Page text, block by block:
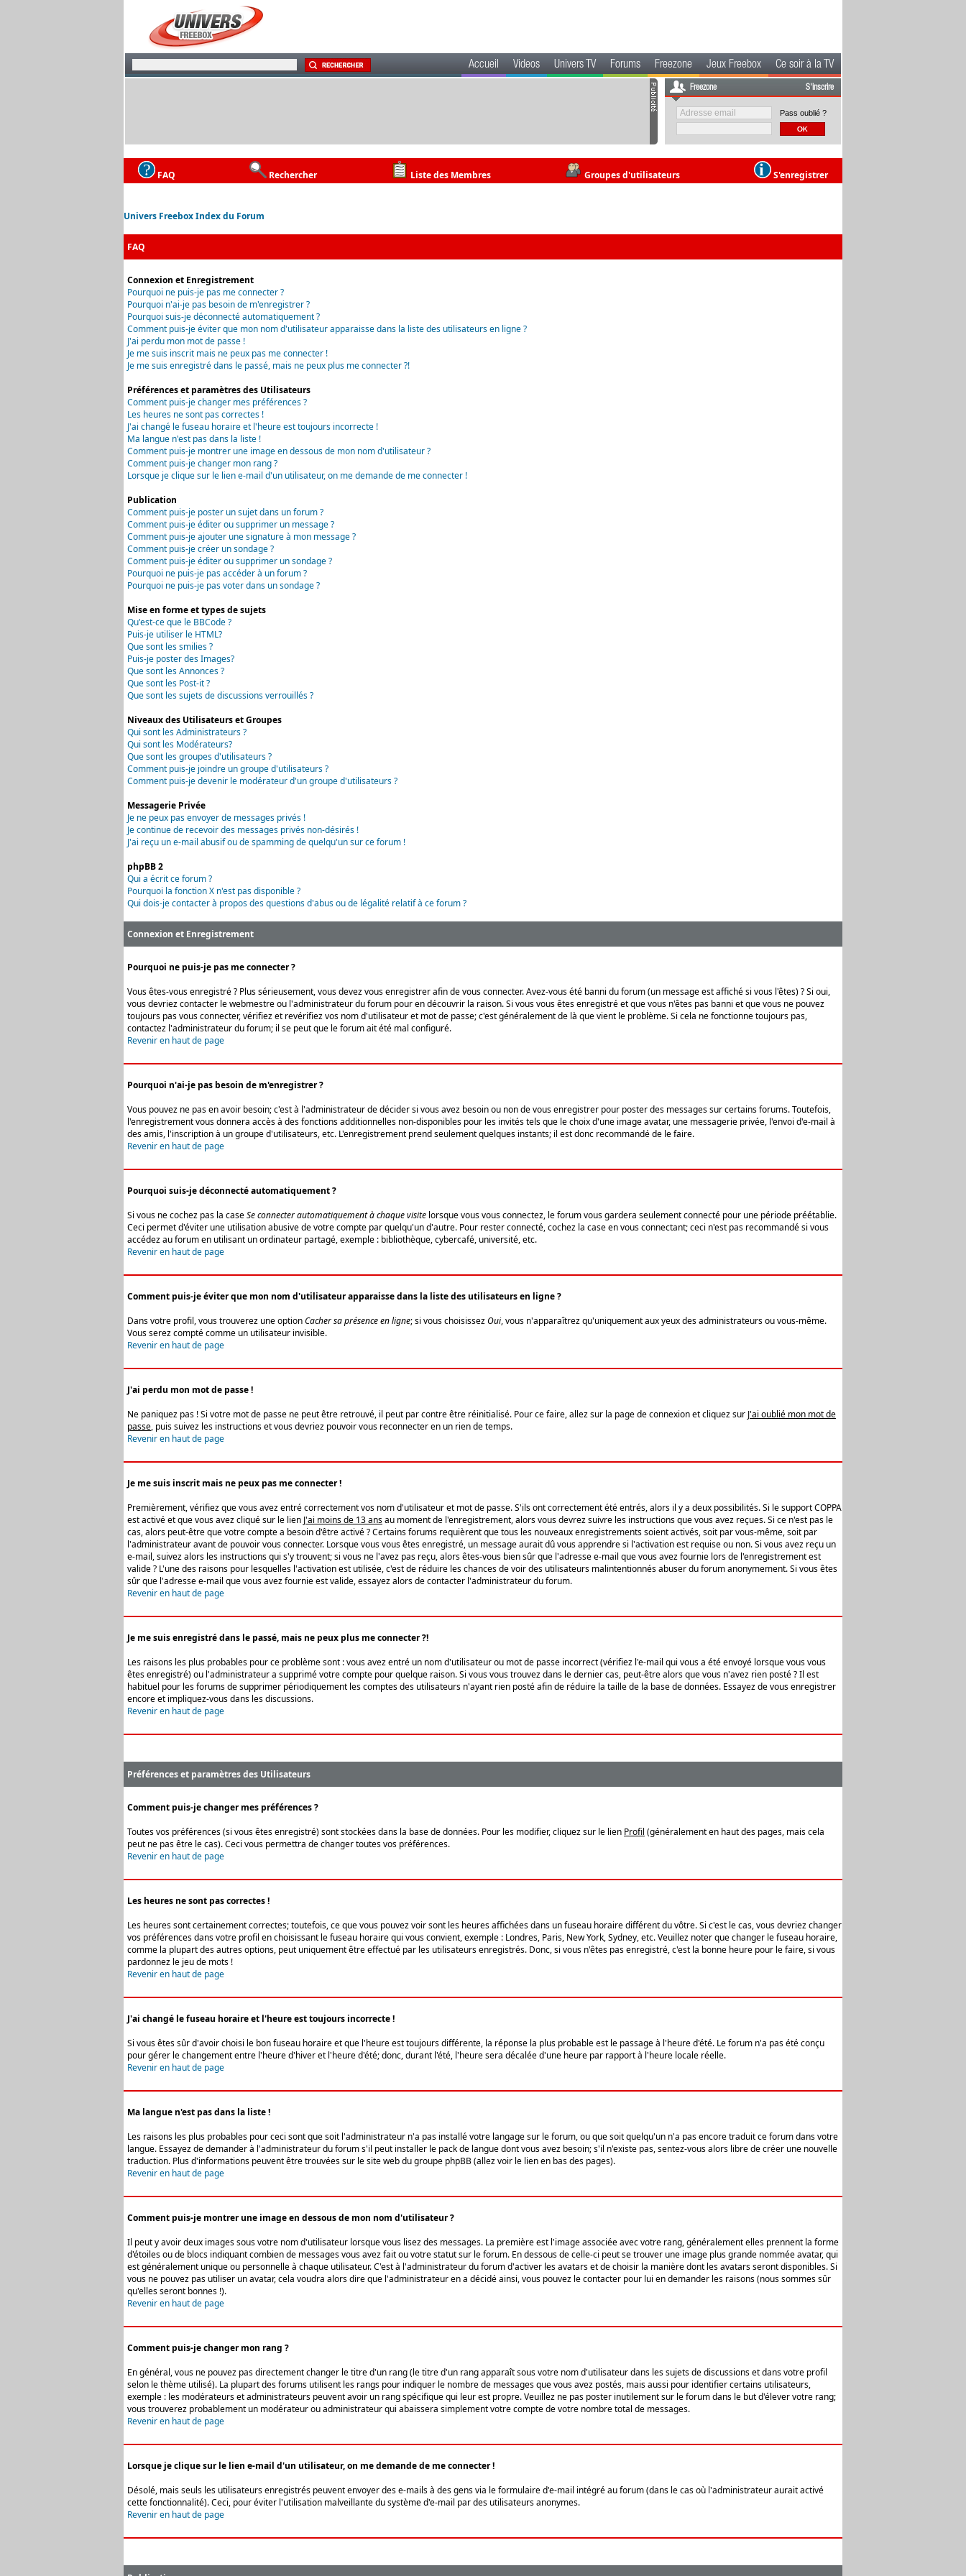
Accueil Videos Univers TV Forums Freezone Jeux Freebox Ce soir à la TV
Freezone S'inscrire
Pass oublié ?
FAQ Rechercher Liste des Membres Groupes d'utilisateurs S'enregistrer
Univers Freebox Index du Forum
FAQ
Connexion et Enregistrement
Pourquoi ne puis-je pas me connecter ?
Pourquoi n'ai-je pas besoin de m'enregistrer ?
Pourquoi suis-je déconnecté automatiquement ?
Comment puis-je éviter que mon nom d'utilisateur apparaisse dans la liste des utilisateurs en ligne ?
J'ai perdu mon mot de passe !
Je me suis inscrit mais ne peux pas me connecter !
Je me suis enregistré dans le passé, mais ne peux plus me connecter ?!
Préférences et paramètres des Utilisateurs
Comment puis-je changer mes préférences ?
Les heures ne sont pas correctes !
J'ai changé le fuseau horaire et l'heure est toujours incorrecte !
Ma langue n'est pas dans la liste !
Comment puis-je montrer une image en dessous de mon nom d'utilisateur ?
Comment puis-je changer mon rang ?
Lorsque je clique sur le lien e-mail d'un utilisateur, on me demande de me connecter !
Publication
Comment puis-je poster un sujet dans un forum ?
Comment puis-je éditer ou supprimer un message ?
Comment puis-je ajouter une signature à mon message ?
Comment puis-je créer un sondage ?
Comment puis-je éditer ou supprimer un sondage ?
Pourquoi ne puis-je pas accéder à un forum ?
Pourquoi ne puis-je pas voter dans un sondage ?
Mise en forme et types de sujets
Qu'est-ce que le BBCode ?
Puis-je utiliser le HTML?
Que sont les smilies ?
Puis-je poster des Images?
Que sont les Annonces ?
Que sont les Post-it ?
Que sont les sujets de discussions verrouillés ?
Niveaux des Utilisateurs et Groupes
Qui sont les Administrateurs ?
Qui sont les Modérateurs?
Que sont les groupes d'utilisateurs ?
Comment puis-je joindre un groupe d'utilisateurs ?
Comment puis-je devenir le modérateur d'un groupe d'utilisateurs ?
Messagerie Privée
Je ne peux pas envoyer de messages privés !
Je continue de recevoir des messages privés non-désirés !
J'ai reçu un e-mail abusif ou de spamming de quelqu'un sur ce forum !
phpBB 2
Qui a écrit ce forum ?
Pourquoi la fonction X n'est pas disponible ?
Qui dois-je contacter à propos des questions d'abus ou de légalité relatif à ce forum ?
Connexion et Enregistrement
Pourquoi ne puis-je pas me connecter ?
Vous êtes-vous enregistré ? Plus sérieusement, vous devez vous enregistrer afin de vous connecter. Avez-vous été banni du forum (un message est affiché si vous l'êtes) ? Si oui,
vous devriez contacter le webmestre ou l'administrateur du forum pour en découvrir la raison. Si vous vous êtes enregistré et que vous n'êtes pas banni et que vous ne pouvez
toujours pas vous connecter, vérifiez et revérifiez vos nom d'utilisateur et mot de passe; c'est généralement de là que vient le problème. Si cela ne fonctionne toujours pas,
contactez l'administrateur du forum; il se peut que le forum ait été mal configuré.
Revenir en haut de page
Pourquoi n'ai-je pas besoin de m'enregistrer ?
Vous pouvez ne pas en avoir besoin; c'est à l'administrateur de décider si vous avez besoin ou non de vous enregistrer pour poster des messages sur certains forums. Toutefois,
l'enregistrement vous donnera accès à des fonctions additionnelles non-disponibles pour les invités tels que le choix d'une image avatar, une messagerie privée, l'envoi d'e-mail à
des amis, l'inscription à un groupe d'utilisateurs, etc. L'enregistrement prend seulement quelques instants; il est donc recommandé de le faire.
Revenir en haut de page
Pourquoi suis-je déconnecté automatiquement ?
Si vous ne cochez pas la caseSe connecter automatiquement à chaque visite lorsque vous vous connectez, le forum vous gardera seulement connecté pour une période préétablie.
Ceci permet d'éviter une utilisation abusive de votre compte par quelqu'un d'autre. Pour rester connecté, cochez la case en vous connectant; ceci n'est pas recommandé si vous
accédez au forum en utilisant un ordinateur partagé, exemple : bibliothèque, cybercafé, université, etc.
Revenir en haut de page
Comment puis-je éviter que mon nom d'utilisateur apparaisse dans la liste des utilisateurs en ligne ?
Dans votre profil, vous trouverez une optionCacher sa présence en ligne; si vous choisissezOui, vous n'apparaîtrez qu'uniquement aux yeux des administrateurs ou vous-même.
Vous serez compté comme un utilisateur invisible.
Revenir en haut de page
J'ai perdu mon mot de passe !
Ne paniquez pas ! Si votre mot de passe ne peut être retrouvé, il peut par contre être réinitialisé. Pour ce faire, allez sur la page de connexion et cliquez sur J'ai oublié mon mot de
passe, puis suivez les instructions et vous devriez pouvoir vous reconnecter en un rien de temps.
Revenir en haut de page
Je me suis inscrit mais ne peux pas me connecter !
Premièrement, vérifiez que vous avez entré correctement vos nom d'utilisateur et mot de passe. S'ils ont correctement été entrés, alors il y a deux possibilités. Si le support COPPA
est activé et que vous avez cliqué sur le lien J'ai moins de 13 ansau moment de l'enregistrement, alors vous devrez suivre les instructions que vous avez reçues. Si ce n'est pas le
cas, alors peut-être que votre compte a besoin d'être activé ? Certains forums requièrent que tous les nouveaux enregistrements soient activés, soit par vous-même, soit par
l'administrateur avant de pouvoir vous connecter. Lorsque vous vous êtes enregistré, un message aurait dû vous apprendre si l'activation est requise ou non. Si vous avez reçu un
e-mail, suivez alors les instructions qui s'y trouvent; si vous ne l'avez pas reçu, alors êtes-vous bien sûr que l'adresse e-mail que vous avez fournie lors de l'enregistrement est
valide ? L'une des raisons pour lesquelles l'activation est utilisée, c'est de réduire les chances de voir des utilisateurs malintentionnés abuser du forum anonymement. Si vous êtes
sûr que l'adresse e-mail que vous avez fournie est valide, essayez alors de contacter l'administrateur du forum.
Revenir en haut de page
Je me suis enregistré dans le passé, mais ne peux plus me connecter ?!
Les raisons les plus probables pour ce problème sont : vous avez entré un nom d'utilisateur ou mot de passe incorrect (vérifiez l'e-mail qui vous a été envoyé lorsque vous vous
êtes enregistré) ou l'administrateur a supprimé votre compte pour quelque raison. Si vous vous trouvez dans le dernier cas, peut-être alors que vous n'avez rien posté ? Il est
habituel pour les forums de supprimer périodiquement les comptes des utilisateurs n'ayant rien posté afin de réduire la taille de la base de données. Essayez de vous enregistrer
encore et impliquez-vous dans les discussions.
Revenir en haut de page
Préférences et paramètres des Utilisateurs
Comment puis-je changer mes préférences ?
Toutes vos préférences (si vous êtes enregistré) sont stockées dans la base de données. Pour les modifier, cliquez sur le lien Profil (généralement en haut des pages, mais cela
peut ne pas être le cas). Ceci vous permettra de changer toutes vos préférences.
Revenir en haut de page
Les heures ne sont pas correctes !
Les heures sont certainement correctes; toutefois, ce que vous pouvez voir sont les heures affichées dans un fuseau horaire différent du vôtre. Si c'est le cas, vous devriez changer
vos préférences dans votre profil en choisissant le fuseau horaire qui vous convient, exemple : Londres, Paris, New York, Sydney, etc. Veuillez noter que changer le fuseau horaire,
comme la plupart des autres options, peut uniquement être effectué par les utilisateurs enregistrés. Donc, si vous n'êtes pas enregistré, c'est la bonne heure pour le faire, si vous
pardonnez le jeu de mots !
Revenir en haut de page
J'ai changé le fuseau horaire et l'heure est toujours incorrecte !
Si vous êtes sûr d'avoir choisi le bon fuseau horaire et que l'heure est toujours différente, la réponse la plus probable est le passage à l'heure d'été. Le forum n'a pas été conçu
pour gérer le changement entre l'heure d'hiver et l'heure d'été; donc, durant l'été, l'heure sera décalée d'une heure par rapport à l'heure locale réelle.
Revenir en haut de page
Ma langue n'est pas dans la liste !
Les raisons les plus probables pour ceci sont que soit l'administrateur n'a pas installé votre langage sur le forum, ou que soit quelqu'un n'a pas encore traduit ce forum dans votre
langue. Essayez de demander à l'administrateur du forum s'il peut installer le pack de langue dont vous avez besoin; s'il n'existe pas, sentez-vous alors libre de créer une nouvelle
traduction. Plus d'informations peuvent être trouvées sur le site web du groupe phpBB (allez voir le lien en bas des pages).
Revenir en haut de page
Comment puis-je montrer une image en dessous de mon nom d'utilisateur ?
Il peut y avoir deux images sous votre nom d'utilisateur lorsque vous lisez des messages. La première est l'image associée avec votre rang, généralement elles prennent la forme
d'étoiles ou de blocs indiquant combien de messages vous avez fait ou votre statut sur le forum. En dessous de celle-ci peut se trouver une image plus grande nommée avatar, qui
est généralement unique ou personnelle à chaque utilisateur. C'est à l'administrateur du forum d'activer les avatars et de choisir la manière dont les avatars seront disponibles. Si
vous ne pouvez pas utiliser un avatar, cela voudra alors dire que l'administrateur en a décidé ainsi, vous pouvez le contacter pour lui en demander les raisons (nous sommes sûr
qu'elles seront bonnes !).
Revenir en haut de page
Comment puis-je changer mon rang ?
En général, vous ne pouvez pas directement changer le titre d'un rang (le titre d'un rang apparaît sous votre nom d'utilisateur dans les sujets de discussions et dans votre profil
selon le thème utilisé). La plupart des forums utilisent les rangs pour indiquer le nombre de messages que vous avez postés, mais aussi pour identifier certains utilisateurs,
exemple : les modérateurs et administrateurs peuvent avoir un rang spécifique qui leur est propre. Veuillez ne pas poster inutilement sur le forum dans le but d'élever votre rang;
vous trouverez probablement un modérateur ou administrateur qui abaissera simplement votre compte de votre nombre total de messages.
Revenir en haut de page
Lorsque je clique sur le lien e-mail d'un utilisateur, on me demande de me connecter !
Désolé, mais seuls les utilisateurs enregistrés peuvent envoyer des e-mails à des gens via le formulaire d'e-mail intégré au forum (dans le cas où l'administrateur aurait activé
cette fonctionnalité). Ceci, pour éviter l'utilisation malveillante du système d'e-mail par des utilisateurs anonymes.
Revenir en haut de page